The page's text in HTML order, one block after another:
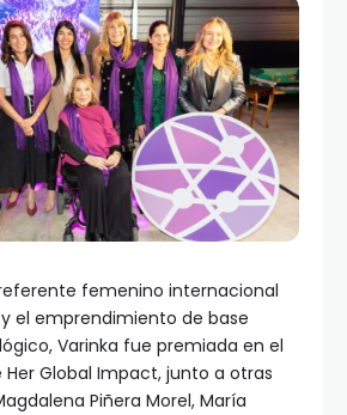
femenino internacional
el emprendimiento de base
Varinka fue premiada en el
Her Global Impact, junto a otras
Piñera Morel, María